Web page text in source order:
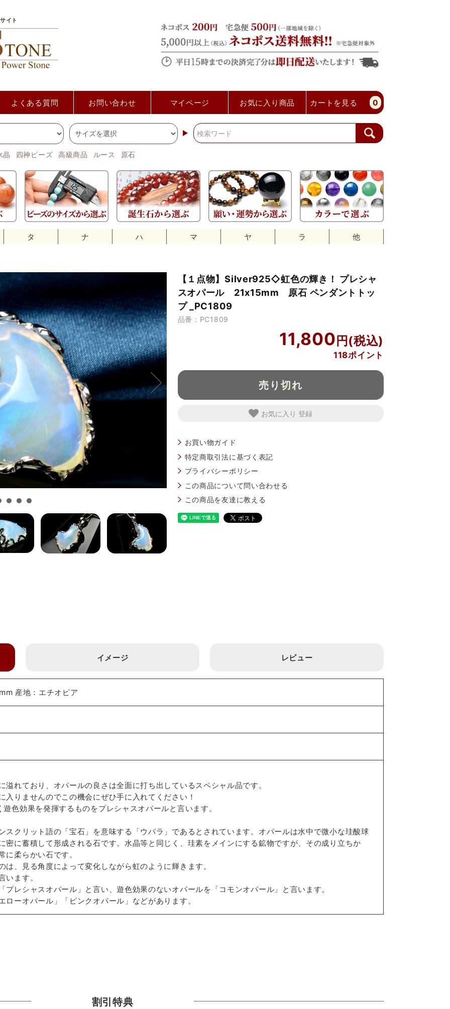
イト
よくある質問 お問い合わせ マイページ お気に入り商品 カートを見る 0
晶 四神ビーズ 高級商品 ルース 原石
タ ナ ハ マ ヤ ラ 他
【１点物】Silver925◇虹色の輝き！ プレシャ
スオパール 21x15mm 原石 ペンダントトッ
プ _PC1809
品番：PC1809
11,800
118ポイント
売り切れ
お気に入り
お買い物ガイド
特定商取引法に基づく表記
プライバシーポリシー
この商品について問い合わせる
この商品を友達に教える
イメージ レビュー
産地：エチオピア
溢れており、オパールの良さは全面に打ち出しているスペシャル品です。
入りませんのでこの機会にぜひ手に入れてください！
色効果を発揮するものをプレシャスオパールと言います。
スクリット語の「宝石」を意味する「ウパラ」であるとされています。オパールは水中で微小な珪酸球
密に蓄積して形成される石です。水晶等と同じく、珪素をメインにする鉱物ですが、その成り立ちか
に柔らかい石です。
は、見る角度によって変化しながら虹のように輝きます。
います。
プレシャスオパール」と言い、遊色効果のないオパールを「コモンオパール」と言います。
ローオパール」「ピンクオパール」などがあります。
割引特典